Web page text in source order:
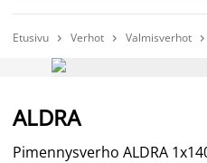
Etusivu  Verhot  Valmisverhot 
ALDRA
Pimennysverho ALDRA